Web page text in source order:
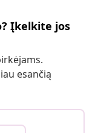
Įkelkite jos
esančią